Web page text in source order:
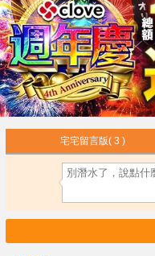
宅宅留言版( 3 )